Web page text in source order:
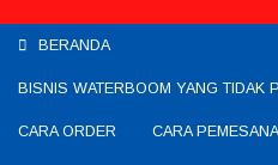
BERANDA
BISNIS WATERBOOM YANG TIDAK
CARA ORDER CARA